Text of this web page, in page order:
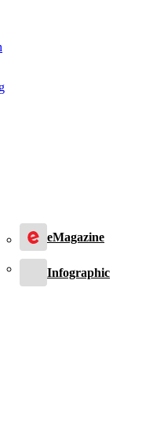
eMagazine
Infographic